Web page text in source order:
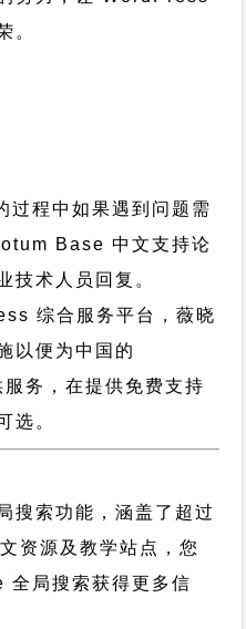
。
程中如果遇到问题需
Base 中文支持论
技术人员回复。
综合服务平台，薇晓
以便为中国的
务，在提供免费支持
选。
搜索功能，涵盖了超过
资源及教学站点，您
全局搜索获得更多信